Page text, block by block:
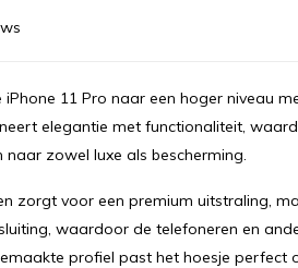
11 Pro naar een hoger niveau
elegantie met functionaliteit,
zowel luxe als bescherming.
zorgt voor een premium uitstraling,
waardoor de telefoneren en
profiel past het hoesje perfect